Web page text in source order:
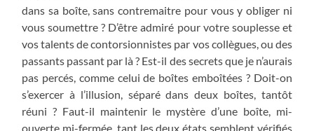
dans sa boîte, sans contremaitre pour vous y obliger ni
vous soumettre ? D’être admiré pour votre souplesse et
vos talents de contorsionnistes par vos collègues, ou des
passants passant par là ? Est-il des secrets que je n’aurais
pas percés, comme celui de boîtes emboîtées ? Doit-on
s’exercer à l’illusion, séparé dans deux boîtes, tantôt
réuni ? Faut-il maintenir le mystère d’une boîte, mi-
ouverte mi-fermée, tant les deux états semblent vérifiés